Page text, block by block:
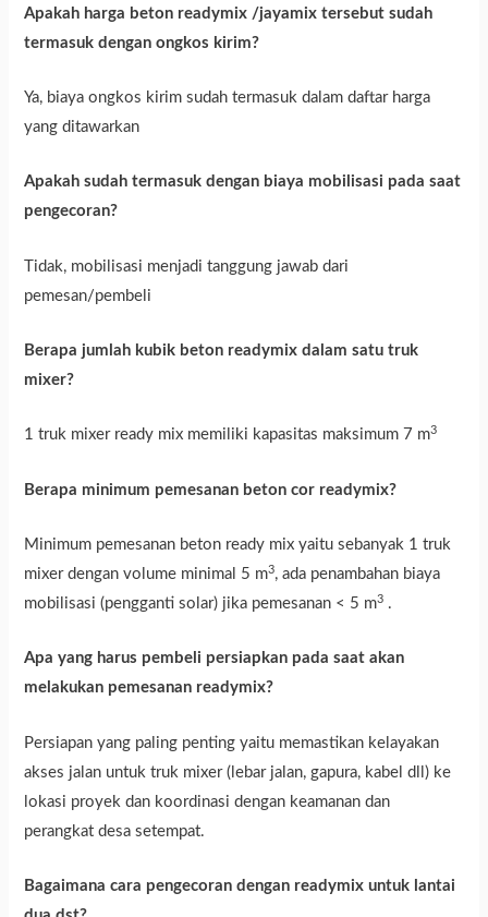
Apakah harga beton readymix /jayamix tersebut sudah
termasuk dengan ongkos kirim?
Ya, biaya ongkos kirim sudah termasuk dalam daftar harga
yang ditawarkan
Apakah sudah termasuk dengan biaya mobilisasi pada saat
pengecoran?
Tidak, mobilisasi menjadi tanggung jawab dari
pemesan/pembeli
Berapa jumlah kubik beton readymix dalam satu truk
mixer?
1 truk mixer ready mix memiliki kapasitas maksimum 7 m3
Berapa minimum pemesanan beton cor readymix?
Minimum pemesanan beton ready mix yaitu sebanyak 1 truk
mixer dengan volume minimal 5 m3, ada penambahan biaya
mobilisasi (pengganti solar) jika pemesanan < 5 m3 .
Apa yang harus pembeli persiapkan pada saat akan
melakukan pemesanan readymix?
Persiapan yang paling penting yaitu memastikan kelayakan
akses jalan untuk truk mixer (lebar jalan, gapura, kabel dll) ke
lokasi proyek dan koordinasi dengan keamanan dan
perangkat desa setempat.
Bagaimana cara pengecoran dengan readymix untuk lantai